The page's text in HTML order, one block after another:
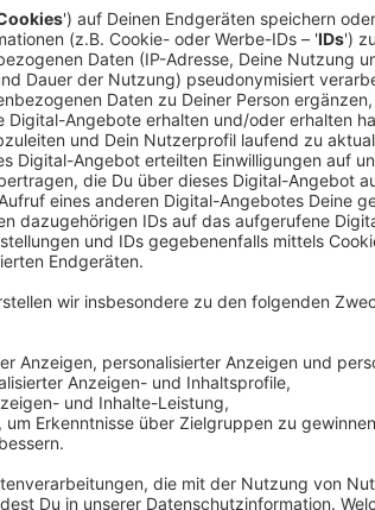
Personen außer Gefahr
Anzeige
Die beiden Anwohner wurden laut
Lebensgefahr. Der Brand wurde dann
Schäden angerichtet. Das Gebäude bleibt
Auch Vierbeiner bekommen HIlfe
Anzeige